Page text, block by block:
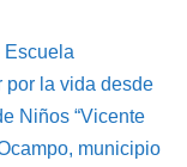
Escuela
por la vida desde
Niños “Vicente
municipio